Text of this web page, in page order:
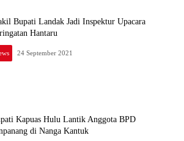
Bupati Landak Jadi Inspektur Upacara
Hantaru
24 September 2021
Kapuas Hulu Lantik Anggota BPD
di Nanga Kantuk